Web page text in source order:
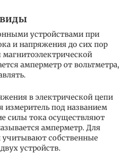
устройствами при
и напряжения до сих пор
амперметр от вольтметра,
в электрической цепи
измеритель под названием
силы тока осуществляют
амперметр. Для
учитывают собственные
устройств.